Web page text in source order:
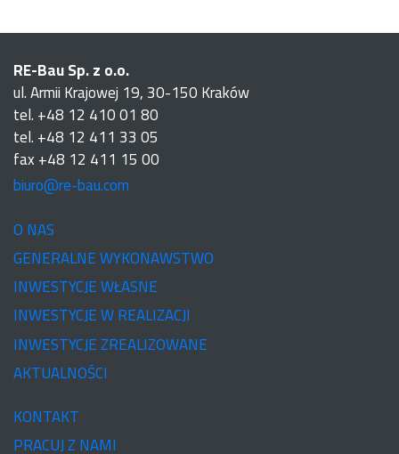
RE-Bau Sp. z o.o.
ul. Armii Krajowej 19, 30-150 Kraków
tel. +48 12 410 01 80
tel. +48 12 411 33 05
fax +48 12 411 15 00
biuro@re-bau.com
O NAS
GENERALNE WYKONAWSTWO
INWESTYCJE WŁASNE
INWESTYCJE W REALIZACJI
INWESTYCJE ZREALIZOWANE
AKTUALNOŚCI
KONTAKT
PRACUJ Z NAMI